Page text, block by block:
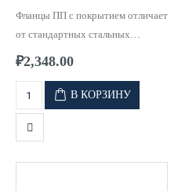
Фланцы ПП с покрытием отличает
от стандартных стальных
фланцев, высокая стойкость к
коррозии и к воздействию
агрессивных сред.
₽2,348.00
В КОРЗИНУ